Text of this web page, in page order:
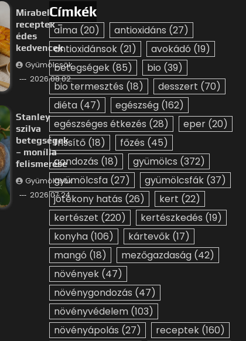
Mirabella
receptek –
édes
kedvencek
Gyümölcsök
2026.08.02.
Stanley
szilva
betegségek
– monília
felismerése
Gyümölcsök
2026.07.24.
Címkék
alma (20) antioxidáns (27)
antioxidánsok (21) avokádó (19)
betegségek (85) bio (39)
bio termesztés (18) desszert (70)
diéta (47) egészség (162)
egészséges étkezés (28) eper (20)
frissítő (18) főzés (45)
gondozás (18) gyümölcs (372)
gyümölcsfa (27) gyümölcsfák (37)
jótékony hatás (26) kert (22)
kertészet (220) kertészkedés (19)
konyha (106) kártevők (17)
mangó (18) mezőgazdaság (42)
növények (47)
növénygondozás (47)
növényvédelem (103)
növényápolás (27) receptek (160)